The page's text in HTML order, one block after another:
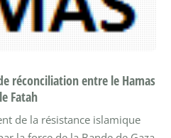
réconciliation entre le Hamas
Fatah
de la résistance islamique